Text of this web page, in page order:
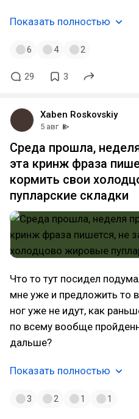
Показать полностью
6 4 2
29 3
Xaben Roskovskiy
5 авг
Среда прошла,
эта кринж фраза
кормить свои
пупларские складки
Что то тут посидел
мне уже и предложить то
ног уже не идут, как
по всему вообще
дальше?
Показать полностью
3 2 1 1